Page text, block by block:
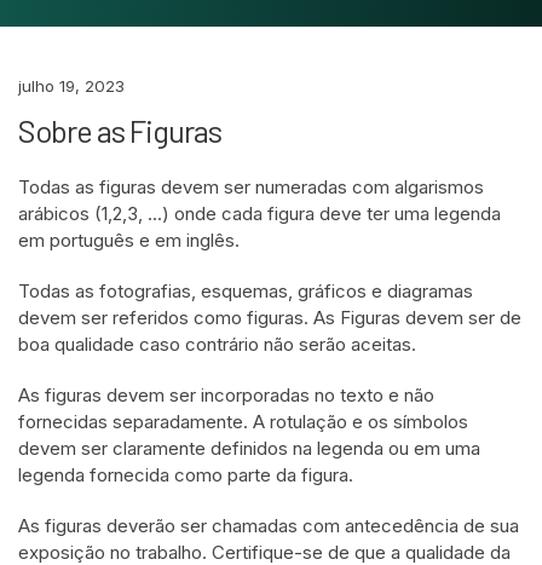
julho 19, 2023
Sobre as Figuras
Todas as figuras devem ser numeradas com algarismos
arábicos (1,2,3, ...) onde cada figura deve ter uma legenda
em português e em inglês.
Todas as fotografias, esquemas, gráficos e diagramas
devem ser referidos como figuras. As Figuras devem ser de
boa qualidade caso contrário não serão aceitas.
As figuras devem ser incorporadas no texto e não
fornecidas separadamente. A rotulação e os símbolos
devem ser claramente definidos na legenda ou em uma
legenda fornecida como parte da figura.
As figuras deverão ser chamadas com antecedência de sua
exposição no trabalho. Certifique-se de que a qualidade da